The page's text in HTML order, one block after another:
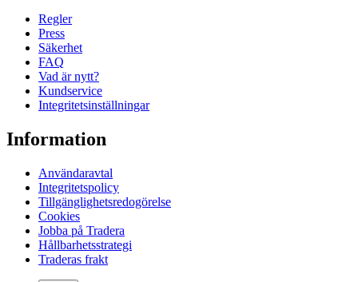
Regler
Press
Säkerhet
FAQ
Vad är nytt?
Kundservice
Integritetsinställningar
Information
Användaravtal
Integritetspolicy
Tillgänglighetsredogörelse
Cookies
Jobba på Tradera
Hållbarhetsstrategi
Traderas frakt